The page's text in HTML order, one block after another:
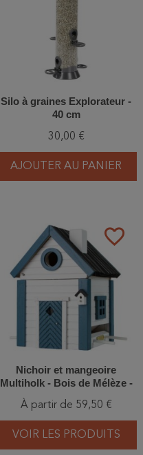
Silo à graines Explorateur -
40 cm
30,00 €
AJOUTER AU PANIER
favorite_border
Nichoir et mangeoire
Multiholk - Bois de Mélèze -
Vert/Bleu/Bleu et blanc/Gris
À partir de 59,50 €
VOIR LES PRODUITS